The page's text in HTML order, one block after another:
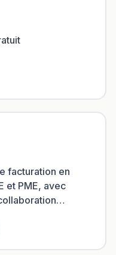
facturation en
et PME, avec